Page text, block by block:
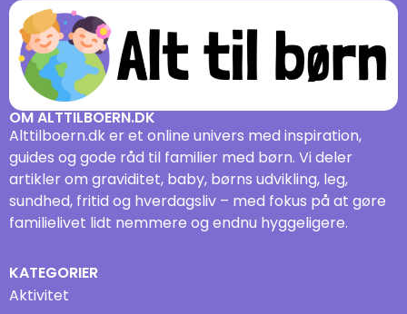
OM ALTTILBOERN.DK
Alttilboern.dk er et online univers med inspiration,
guides og gode råd til familier med børn. Vi deler
artikler om graviditet, baby, børns udvikling, leg,
sundhed, fritid og hverdagsliv – med fokus på at gøre
familielivet lidt nemmere og endnu hyggeligere.
KATEGORIER
Aktivitet